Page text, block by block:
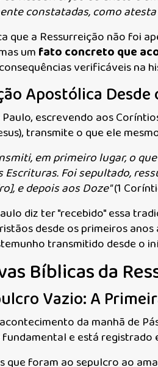
constatadas, como
que a Ressurreição não foi
umfato concreto que
verificáveis na
Apostólica Desde
escrevendo aos
transmite o que ele
em primeiro lugar, o
Escrituras. Foi sepultado,
e depois aos Doze"(1
diz ter "recebido" essa
desde os primeiros anos
transmitido desde o
Bíblicas da
Vazio: A
da manhã de
e está registrado
que foram ao sepulcro ao